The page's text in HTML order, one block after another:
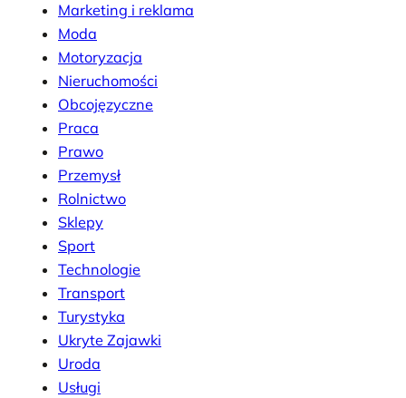
Marketing i reklama
Moda
Motoryzacja
Nieruchomości
Obcojęzyczne
Praca
Prawo
Przemysł
Rolnictwo
Sklepy
Sport
Technologie
Transport
Turystyka
Ukryte Zajawki
Uroda
Usługi